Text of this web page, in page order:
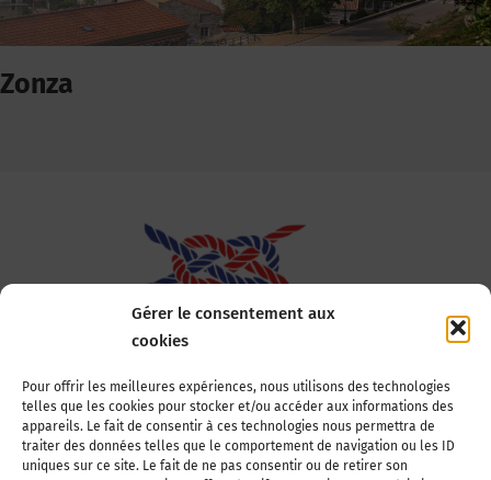
Gérer le consentement aux
cookies
Pour offrir les meilleures expériences, nous utilisons des technologies
telles que les cookies pour stocker et/ou accéder aux informations des
appareils. Le fait de consentir à ces technologies nous permettra de
traiter des données telles que le comportement de navigation ou les ID
uniques sur ce site. Le fait de ne pas consentir ou de retirer son
Zonza
Association Nationale des Elus des Littoraux
22, boulevard de la Tour-Maubourg
75007 Paris
Tél : 01 44 11 11 70